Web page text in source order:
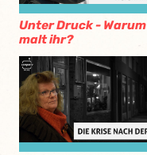
Unter Druck - Warum
malt ihr?